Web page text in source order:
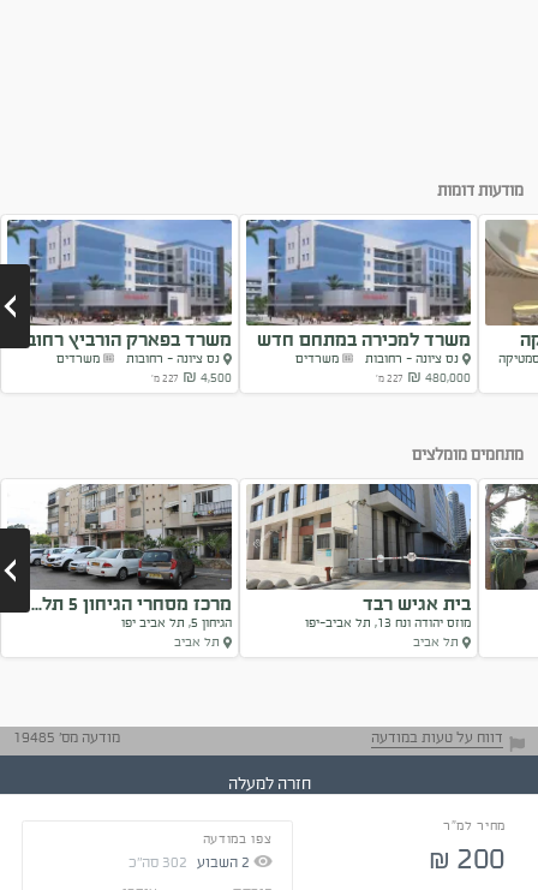
מחיר למ"ר
200
₪
צפו במודעה
2השבוע 302 סה"כ
מודעות דומות
משרד למכירה במתחם חדש
נס ציונה - רחובות
משרדים
480,000 ₪
227 מ'
משרד בפארק הורביץ רחובות
נס ציונה - רחובות
משרדים
4,500 ₪
227 מ'
מתחמים מומלצים
בית אגיש רבד
מוזס יהודה ונח 13, תל אביב-יפו
תל אביב
מרכז מסחרי הגיחון 5 תל...
הגיחון 5, תל אביב יפו
תל אביב
דווח על טעות במודעה מודעה מס' 19485
חזרה למעלה
התייעצו עם בעלי
נסיון